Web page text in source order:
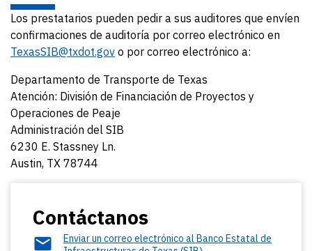
Los prestatarios pueden pedir a sus auditores que envíen
confirmaciones de auditoría por correo electrónico en
TexasSIB@txdot.gov o por correo electrónico a:
Departamento de Transporte de Texas
Atención: División de Financiación de Proyectos y
Operaciones de Peaje
Administración del SIB
6230 E. Stassney Ln.
Austin, TX 78744
Contáctanos
Enviar un correo electrónico al Banco Estatal de